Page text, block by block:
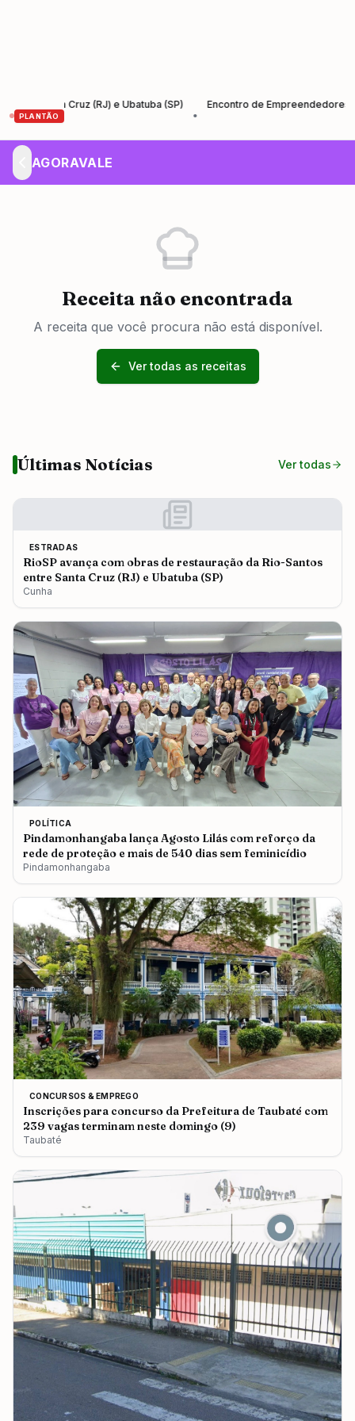
PLANTÃO
Santa Cruz (RJ) e Ubatuba (SP)
Encontro de Empreendedores –
AGORAVALE
Receita não encontrada
A receita que você procura não está disponível.
Ver todas as receitas
Últimas Notícias Ver todas
ESTRADAS
RioSP avança com obras de restauração da Rio-Santos
entre Santa Cruz (RJ) e Ubatuba (SP)
Cunha
POLÍTICA
Pindamonhangaba lança Agosto Lilás com reforço da
rede de proteção e mais de 540 dias sem feminicídio
Pindamonhangaba
CONCURSOS & EMPREGO
Inscrições para concurso da Prefeitura de Taubaté com
239 vagas terminam neste domingo (9)
Taubaté